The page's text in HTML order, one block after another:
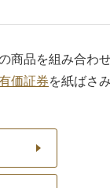
商品を組み合わ
価証券を紙ばさ